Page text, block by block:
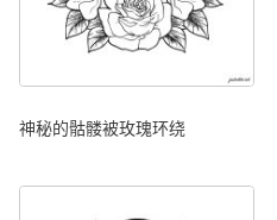
神秘的骷髅被玫瑰环绕